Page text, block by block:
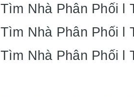
Tìm Nhà Phân Phối
Tìm Nhà Phân Phối
Tìm Nhà Phân Phối